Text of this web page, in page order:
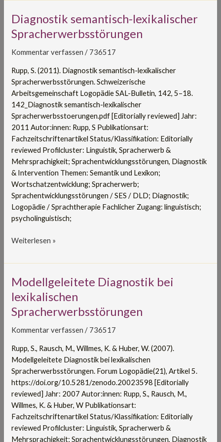
Diagnostik semantisch-lexikalischer
Spracherwerbsstörungen
Kommentar verfassen / 736517
Rupp, S. (2011). Diagnostik semantisch-lexikalischer
Spracherwerbsstörungen. Schweizerische
Arbeitsgemeinschaft Logopädie SAL-Bulletin, 142, 5–18.
142_Diagnostik semantisch-lexikalischer
Spracherwerbsstoerungen.pdf [Editorially reviewed] Jahr:
2011 Autor:innen: Rupp, S Publikationsart:
Fachzeitschriftenartikel Status/Klassifikation: Editorially
reviewed Profilcluster: Linguistik, Spracherwerb &
Mehrsprachigkeit; Sprachentwicklungsstörungen, Diagnostik
& Intervention Themen: Semantik und Lexikon;
Wortschatzentwicklung; Spracherwerb;
Sprachentwicklungsstörungen / SES / DLD; Diagnostik;
Logopädie / Sprachtherapie Fachlicher Zugang: linguistisch;
psycholinguistisch;
Diagnostik
semantisch-
lexikalischer
Spracherwerbsstörungen
Weiterlesen »
Modellgeleitete Diagnostik bei
lexikalischen
Spracherwerbsstörungen
Kommentar verfassen / 736517
Rupp, S., Rausch, M., Willmes, K. & Huber, W. (2007).
Modellgeleitete Diagnostik bei lexikalischen
Spracherwerbsstörungen. Forum Logopädie(21), Artikel 5.
https://doi.org/10.5281/zenodo.20023598 [Editorially
reviewed] Jahr: 2007 Autor:innen: Rupp, S., Rausch, M.,
Willmes, K. & Huber, W Publikationsart:
Fachzeitschriftenartikel Status/Klassifikation: Editorially
reviewed Profilcluster: Linguistik, Spracherwerb &
Mehrsprachigkeit; Sprachentwicklungsstörungen, Diagnostik
Modellgeleitete
Diagnostik
bei
lexikalischen